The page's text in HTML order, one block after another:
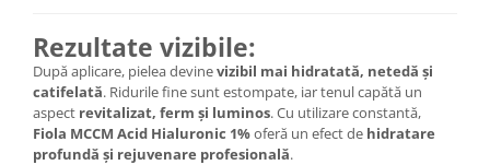
Rezultate vizibile:
După aplicare, pielea devinevizibil mai hidratată, netedă și
catifelată. Ridurile fine sunt estompate, iar tenul capătă un
aspect revitalizat, ferm și luminos. Cu utilizare constantă,
Fiola MCCM Acid Hialuronic 1%oferă un efect de hidratare
profundă și rejuvenare profesională.